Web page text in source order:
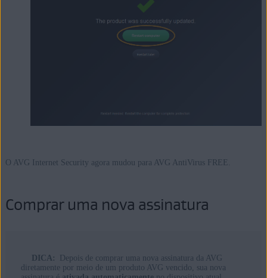
O AVG Internet Security agora mudou para AVG AntiVirus FREE.
Comprar uma nova assinatura
DICA:
Depois de comprar uma nova assinatura da AVG
diretamente por meio de um produto AVG vencido, sua nova